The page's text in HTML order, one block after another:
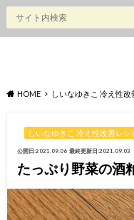
HOME しいなゆきこ 冷え性改
しいなゆきこ 冷え性改善レシ
公開日:2021.09.06 最終更新日:2021.09.03
たっぷり野菜の酒